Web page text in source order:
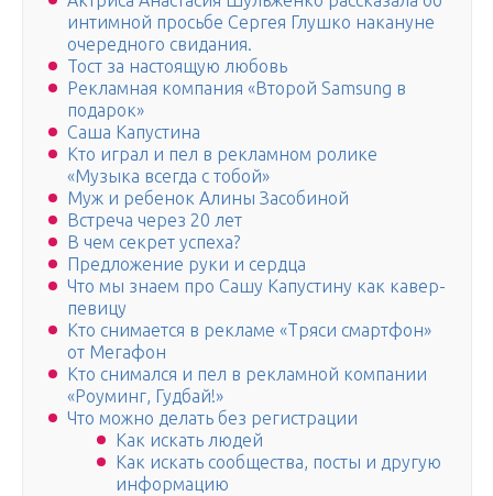
интимной просьбе Сергея Глушко накануне
очередного свидания.
Тост за настоящую любовь
Рекламная компания «Второй Samsung в
подарок»
Саша Капустина
Кто играл и пел в рекламном ролике
«Музыка всегда с тобой»
Муж и ребенок Алины Засобиной
Встреча через 20 лет
В чем секрет успеха?
Предложение руки и сердца
Что мы знаем про Сашу Капустину как кавер-
певицу
Кто снимается в рекламе «Тряси смартфон»
от Мегафон
Кто снимался и пел в рекламной компании
«Роуминг, Гудбай!»
Что можно делать без регистрации
Как искать людей
Как искать сообщества, посты и другую
информацию